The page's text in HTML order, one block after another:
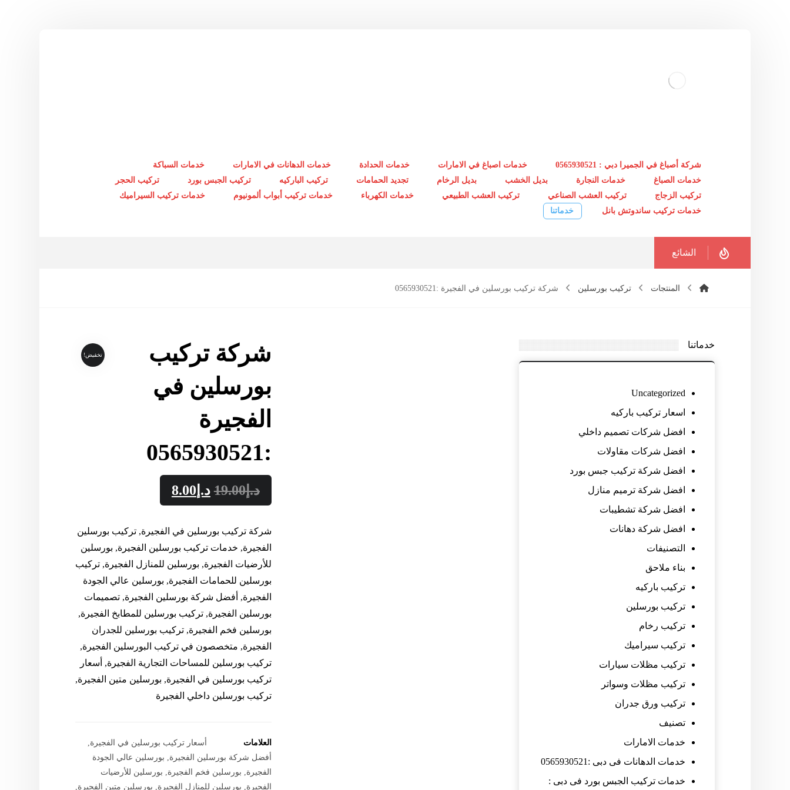
شركة أصباغ في الجميرا دبي : 0565930521 خدمات اصباغ في الامارات خدمات الحدادة خدمات الدهانات في الامارات
خدمات السباكة
خدمات الصباغ
خدمات النجارة بديل الخشب بديل الرخام تجديد الحمامات تركيب الباركيه تركيب الجبس بورد
تركيب الحجر
تركيب الزجاج
تركيب العشب الصناعي تركيب العشب الطبيعي خدمات الكهرباء خدمات تركيب أبواب ألمونيوم
خدمات تركيب السيراميك
خدمات تركيب ساندوتش بانل
خدماتنا
الشائع
المنتجات تركيب بورسلين شركة تركيب بورسلين في الفجيرة :0565930521
تخفيض!
شركة تركيب
بورسلين في
الفجيرة
:0565930521
د.إ19.00 د.إ 8.00
شركة تركيب بورسلين في الفجيرة, تركيب بورسلين
الفجيرة, خدمات تركيب بورسلين الفجيرة, بورسلين
للأرضيات الفجيرة, بورسلين للمنازل الفجيرة, تركيب
بورسلين للحمامات الفجيرة, بورسلين عالي الجودة
الفجيرة, أفضل شركة بورسلين الفجيرة, تصميمات
بورسلين الفجيرة, تركيب بورسلين للمطابخ الفجيرة,
بورسلين فخم الفجيرة, تركيب بورسلين للجدران
الفجيرة, متخصصون في تركيب البورسلين الفجيرة,
تركيب بورسلين للمساحات التجارية الفجيرة, أسعار
تركيب بورسلين في الفجيرة, بورسلين متين الفجيرة,
تركيب بورسلين داخلي الفجيرة
العلامات أسعار تركيب بورسلين في الفجيرة
أفضل شركة بورسلين الفجيرة
بورسلين عالي الجودة
الفجيرة
بورسلين فخم الفجيرة
بورسلين للأرضيات
الفجيرة
بورسلين للمنازل الفجيرة بورسلين متين الفجيرة
خدماتنا
Uncategorized
اسعار تركيب باركيه
افضل شركات تصميم داخلي
افضل شركات مقاولات
افضل شركة تركيب جبس بورد
افضل شركة ترميم منازل
افضل شركة تشطيبات
افضل شركة دهانات
التصنيفات
بناء ملاحق
تركيب باركيه
تركيب بورسلين
تركيب رخام
تركيب سيراميك
تركيب مظلات سيارات
تركيب مظلات وسواتر
تركيب ورق جدران
تصنيف
خدمات الامارات
خدمات الدهانات فى دبى :0565930521
خدمات تركيب الجبس بورد فى دبى :